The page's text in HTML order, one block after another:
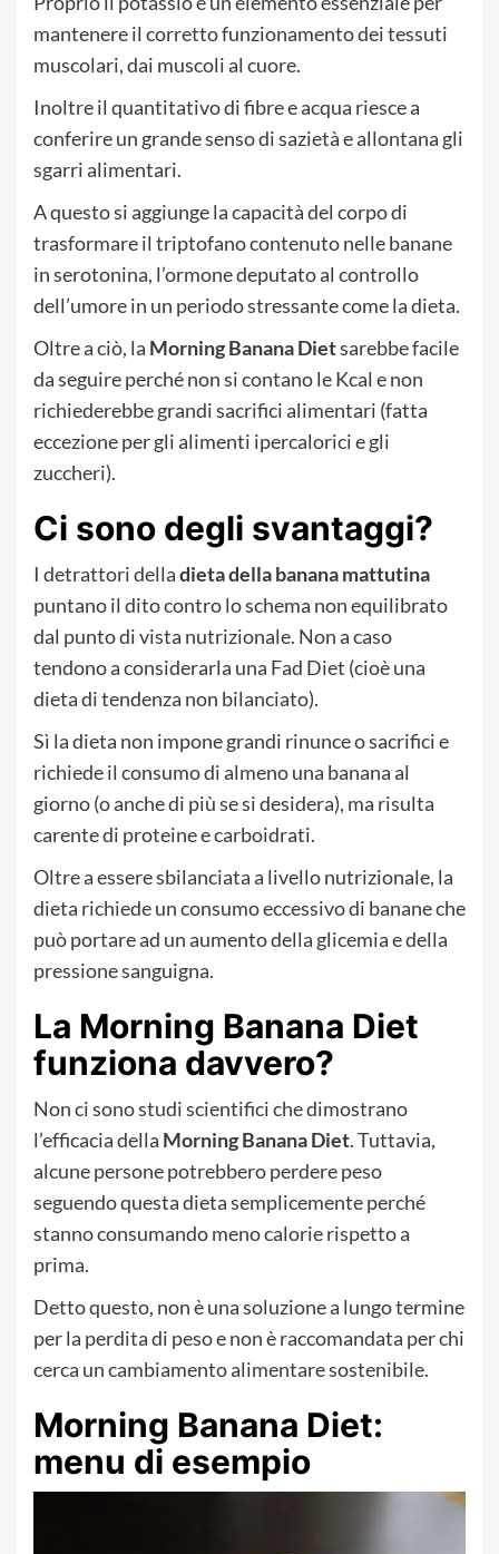
mantenere il corretto funzionamento dei tessuti
muscolari, dai muscoli al cuore.
Inoltre il quantitativo di fibre e acqua riesce a
conferire un grande senso di sazietà e allontana gli
sgarri alimentari.
A questo si aggiunge la capacità del corpo di
trasformare il triptofano contenuto nelle banane
in serotonina, l’ormone deputato al controllo
dell’umore in un periodo stressante come la dieta.
Oltre a ciò, la Morning Banana Dietsarebbe facile
da seguire perché non si contano le Kcal e non
richiederebbe grandi sacrifici alimentari (fatta
eccezione per gli alimenti ipercalorici e gli
zuccheri).
Ci sono degli svantaggi?
I detrattori delladieta della banana mattutina
puntano il dito contro lo schema non equilibrato
dal punto di vista nutrizionale. Non a caso
tendono a considerarla una Fad Diet (cioè una
dieta di tendenza non bilanciato).
Sì la dieta non impone grandi rinunce o sacrifici e
richiede il consumo di almeno una banana al
giorno (o anche di più se si desidera), ma risulta
carente di proteine e carboidrati.
Oltre a essere sbilanciata a livello nutrizionale, la
dieta richiede un consumo eccessivo di banane che
può portare ad un aumento della glicemia e della
pressione sanguigna.
La Morning Banana Diet
funziona davvero?
Non ci sono studi scientifici che dimostrano
l’efficacia della Morning Banana Diet. Tuttavia,
alcune persone potrebbero perdere peso
seguendo questa dieta semplicemente perché
stanno consumando meno calorie rispetto a
prima.
Detto questo, non è una soluzione a lungo termine
per la perdita di peso e non è raccomandata per chi
cerca un cambiamento alimentare sostenibile.
Morning Banana Diet:
menu di esempio